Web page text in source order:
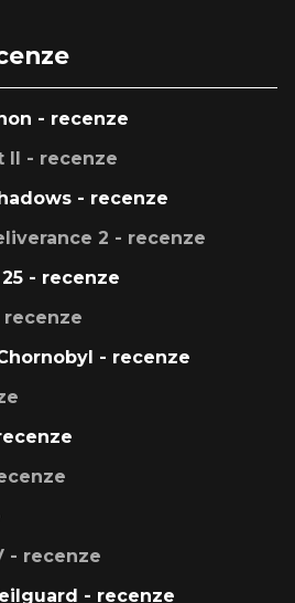
- recenze
II - recenze
- recenze
2 - recenze
- recenze
recenze
- recenze
- recenze
- recenze